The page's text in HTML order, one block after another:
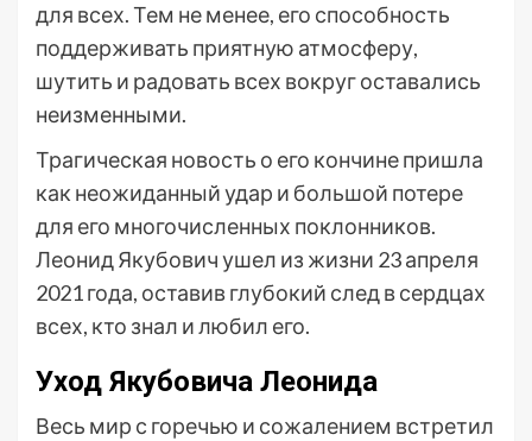
для всех. Тем не менее, его способность
поддерживать приятную атмосферу,
шутить и радовать всех вокруг оставались
неизменными.
Трагическая новость о его кончине пришла
как неожиданный удар и большой потере
для его многочисленных поклонников.
Леонид Якубович ушел из жизни 23 апреля
2021 года, оставив глубокий след в сердцах
всех, кто знал и любил его.
Уход Якубовича Леонида
Весь мир с горечью и сожалением встретил